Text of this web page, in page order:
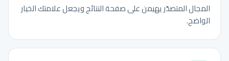
المجال المتصدّر يهيمن على صفحة النتائج ويجعل علامتك الخيار
الواضح.